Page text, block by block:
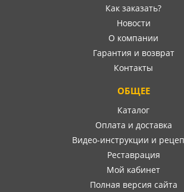
Как заказать?
Новости
О компании
Гарантия и возврат
Контакты
ОБЩЕЕ
Каталог
Оплата и доставка
Видео-инструкции и
Реставрация
Мой кабинет
Полная версия сайта